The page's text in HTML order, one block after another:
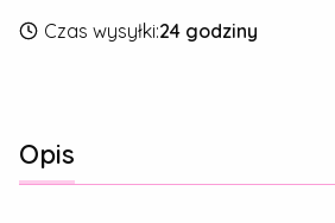
Czas wysyłki:24 godziny
Opis